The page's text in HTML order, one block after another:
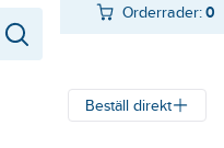
Orderrader:0
Beställ direkt